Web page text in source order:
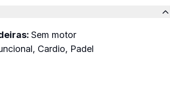
Sem motor
Cardio, Padel